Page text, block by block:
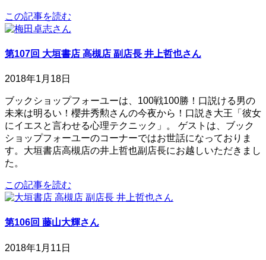
この記事を読む
第107回 大垣書店 高槻店 副店長 井上哲也さん
2018年1月18日
ブックショップフォーユーは、100戦100勝！口説ける男の
未来は明るい！櫻井秀勲さんの今夜から！口説き大王「彼女
にイエスと言わせる心理テクニック」。 ゲストは、ブック
ショップフォーユーのコーナーではお世話になっておりま
す。大垣書店高槻店の井上哲也副店長にお越しいただきまし
た。
この記事を読む
第106回 藤山大輝さん
2018年1月11日